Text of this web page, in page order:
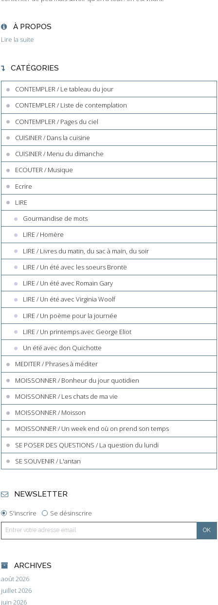
À PROPOS
Lire la suite
CATÉGORIES
CONTEMPLER / Le tableau du jour
CONTEMPLER / Liste de contemplation
CONTEMPLER / Pages du ciel
CUISINER / Dans la cuisine
CUISINER / Menu du dimanche
ECOUTER / Musique
Ecrire
LIRE
Gourmandise de mots
LIRE / Homère
LIRE / Livres du matin, du sac à main, du soir
LIRE / Un été avec les soeurs Brontë
LIRE / Un été avec Romain Gary
LIRE / Un été avec Virginia Woolf
LIRE / Un poème pour la journée
LIRE / Un printemps avec George Eliot
Un été avec don Quichotte
MEDITER / Phrases à méditer
MOISSONNER / Bonheur du jour quotidien
MOISSONNER / Les chats de ma vie
MOISSONNER / Moisson
MOISSONNER / Un week end où on prend son temps
SE POSER DES QUESTIONS / La question du lundi
SE SOUVENIR / L'antan
NEWSLETTER
S'inscrire Se désinscrire
ARCHIVES
août 2026
juillet 2026
juin 2026